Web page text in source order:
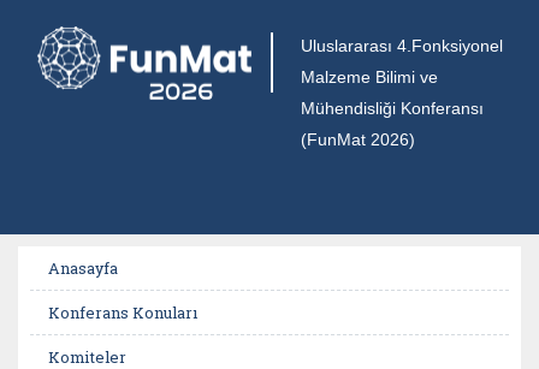
Uluslararası 4.Fonksiyonel
Malzeme Bilimi ve
Mühendisliği Konferansı
(FunMat 2026)
Anasayfa
Konferans Konuları
Komiteler